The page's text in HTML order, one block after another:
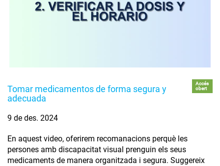
Tomar medicamentos de forma segura y
adecuada
Accés
obert
9 de des. 2024
En aquest video, oferirem recomanacions perquè les
persones amb discapacitat visual prenguin els seus
medicaments de manera organitzada i segura. Suggereix